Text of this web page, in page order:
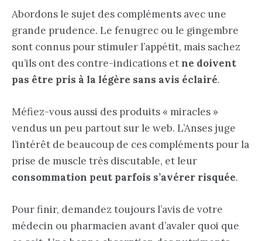
Abordons le sujet des compléments avec une
grande prudence. Le fenugrec ou le gingembre
sont connus pour stimuler l’appétit, mais sachez
qu’ils ont des contre-indications et ne doivent
pas être pris à la légère sans avis éclairé.
Méfiez-vous aussi des produits « miracles »
vendus un peu partout sur le web. L’Anses juge
l’intérêt de beaucoup de ces compléments pour la
prise de muscle très discutable, et leur
consommation peut parfois s’avérer risquée.
Pour finir, demandez toujours l’avis de votre
médecin ou pharmacien avant d’avaler quoi que